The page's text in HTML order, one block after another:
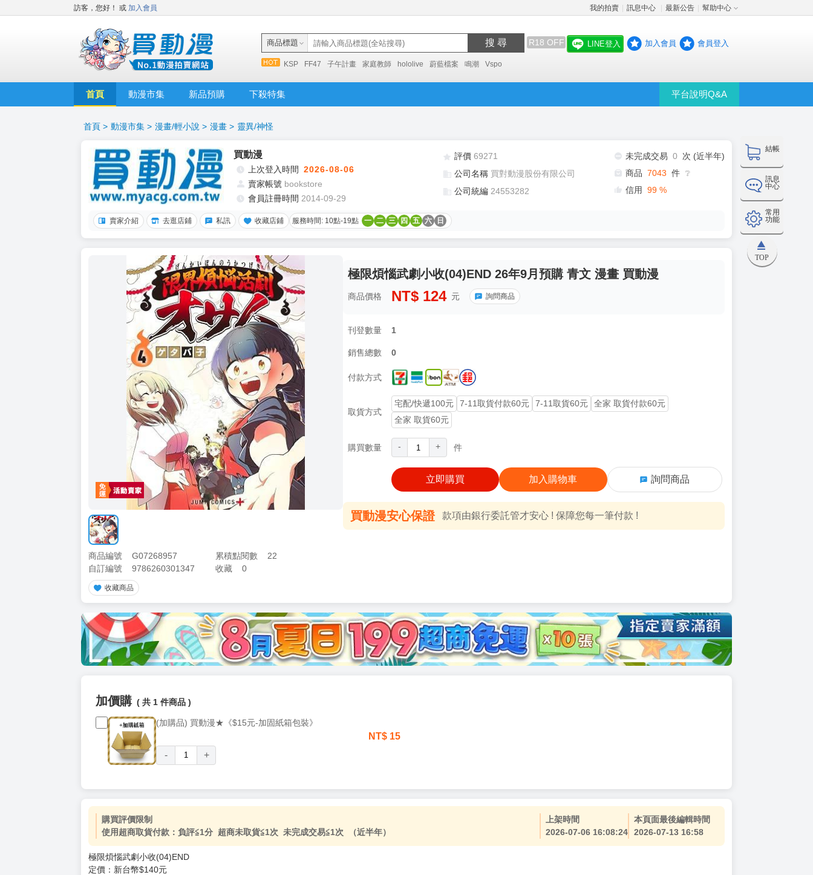
訪客，您好！ 或 加入會員 我的拍賣 訊息中心 最新公告 幫助中心
商品標題 搜 尋 R18 OFF
KSP FF47 子午計畫 家庭教師 hololive 蔚藍檔案 鳴潮 Vspo
LINE登入 加入會員 會員登入
首頁 動漫市集 新品預購 下殺特集 平台說明Q&A
結帳
訊息
中心
常用
功能
TOP
首頁 > 動漫市集 > 漫畫/輕小說 > 漫畫 > 靈異/神怪
買動漫
上次登入時間 2026-08-06
賣家帳號 bookstore
會員註冊時間 2014-09-29
評價 69271
公司名稱 買對動漫股份有限公司
公司統編 24553282
未完成交易 0
次 (近半年)
商品 7043 件 ❔
信用 99 %
賣家介紹 去逛店鋪 私訊 收藏店鋪 服務時間: 10點-19點 一 二 三 四 五 六 日
商品編號 G07268957 累積點閱數
22
自訂編號
9786260301347 收藏 0
收藏商品
極限煩惱武劇小收(04)END 26年9月預購 青文 漫畫 買動漫
商品價格 NT$ 124 元 詢問商品
刊登數量 1
銷售總數 0
付款方式
取貨方式
宅配/快遞100元 7-11取貨付款60元 7-11取貨60元
全家 取貨付款60元
全家 取貨60元
購買數量 - + 件
立即購買 加入購物車 詢問商品
買動漫安心保證 款項由銀行委託管才安心 ! 保障您每一筆付款 !
加價購 ( 共 1 件商品 )
(加購品) 買動漫★《$15元-加固紙箱包裝》
NT$ 15
-
+
購買評價限制
使用超商取貨付款：負評≦1分 超商未取貨≦1次 未完成交易≦1次 （近半年）
上架時間
2026-07-06 16:08:24
本頁面最後編輯時間
2026-07-13 16:58
極限煩惱武劇小收(04)END
定價：新台幣$140元